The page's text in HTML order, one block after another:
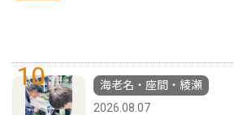
10
海老名・座間・綾瀬
2026.08.07